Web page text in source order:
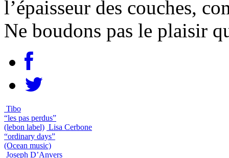
l’épaisseur des couches,
Ne boudons pas le plaisir
Tibo
“les pas perdus”
(lebon label) Lisa Cerbone
“ordinary days”
(Ocean music)
Joseph D’Anvers